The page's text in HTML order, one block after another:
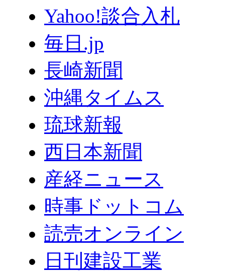
Yahoo!談合入札
毎日.jp
長崎新聞
沖縄タイムス
琉球新報
西日本新聞
産経ニュース
時事ドットコム
読売オンライン
日刊建設工業